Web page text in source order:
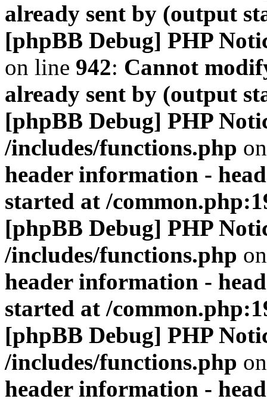
already sent by (output
[phpBB Debug] PHP
on line 942: Cannot
already sent by (output
[phpBB Debug] PHP
/includes/functions.php
header information -
started at /
[phpBB Debug] PHP
/includes/functions.php
header information -
started at /
[phpBB Debug] PHP
/includes/functions.php
header information -